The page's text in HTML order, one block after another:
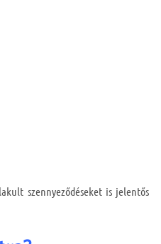
szennyeződéseket is jelentős